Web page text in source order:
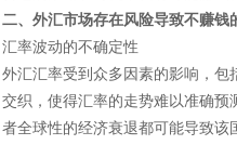
二、外汇市场存在风险导致不赚钱
汇率波动的不确定性
外汇汇率受到众多因素的影响，
交织，使得汇率的走势难以准确
者全球性的经济衰退都可能导致该